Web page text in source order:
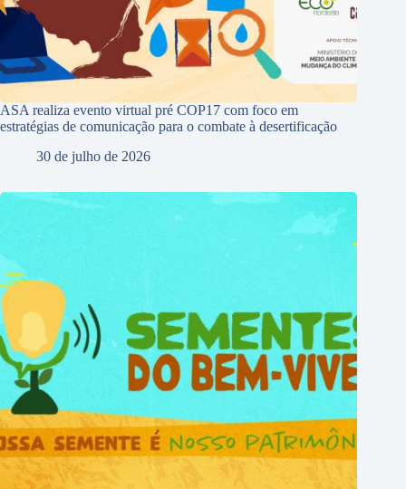
ASA realiza evento virtual pré COP17 com foco em
estratégias de comunicação para o combate à desertificação
30 de julho de 2026